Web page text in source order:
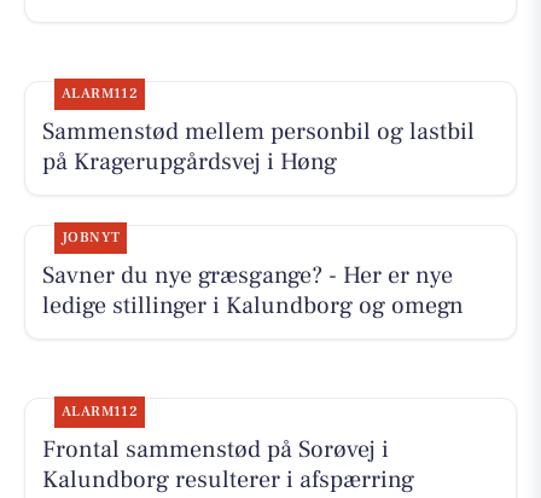
ALARM112
Sammenstød mellem personbil og lastbil
på Kragerupgårdsvej i Høng
JOBNYT
Savner du nye græsgange? - Her er nye
ledige stillinger i Kalundborg og omegn
ALARM112
Frontal sammenstød på Sorøvej i
Kalundborg resulterer i afspærring